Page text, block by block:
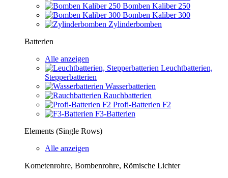
Bomben Kaliber 250
Bomben Kaliber 300
Zylinderbomben
Batterien
Alle anzeigen
Leuchtbatterien,
Stepperbatterien
Wasserbatterien
Rauchbatterien
Profi-Batterien F2
F3-Batterien
Elements (Single Rows)
Alle anzeigen
Kometenrohre, Bombenrohre, Römische Lichter